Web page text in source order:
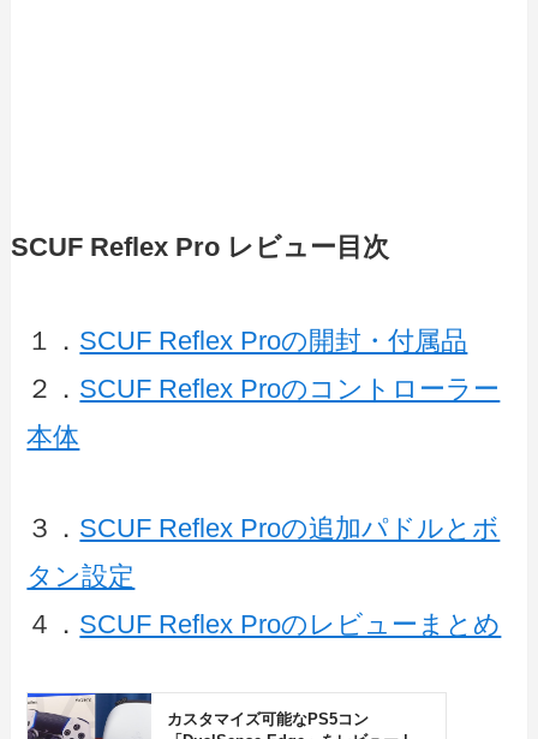
SCUF Reflex Pro レビュー目次
１． SCUF Reflex Proの開封・付属品
２． SCUF Reflex Proのコントローラー
本体
３． SCUF Reflex Proの追加パドルとボ
タン設定
４． SCUF Reflex Proのレビューまとめ